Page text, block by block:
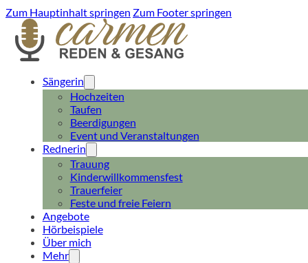
Zum Hauptinhalt springen Zum Footer springen
Sängerin
Hochzeiten
Taufen
Beerdigungen
Event und Veranstaltungen
Rednerin
Trauung
Kinderwillkommensfest
Trauerfeier
Feste und freie Feiern
Angebote
Hörbeispiele
Über mich
Mehr